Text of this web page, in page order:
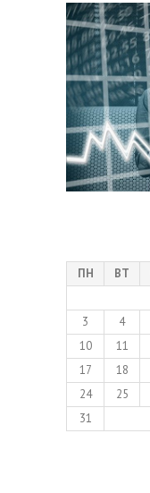
ПН ВТ
3
4
10
11
17
18
24
25
31